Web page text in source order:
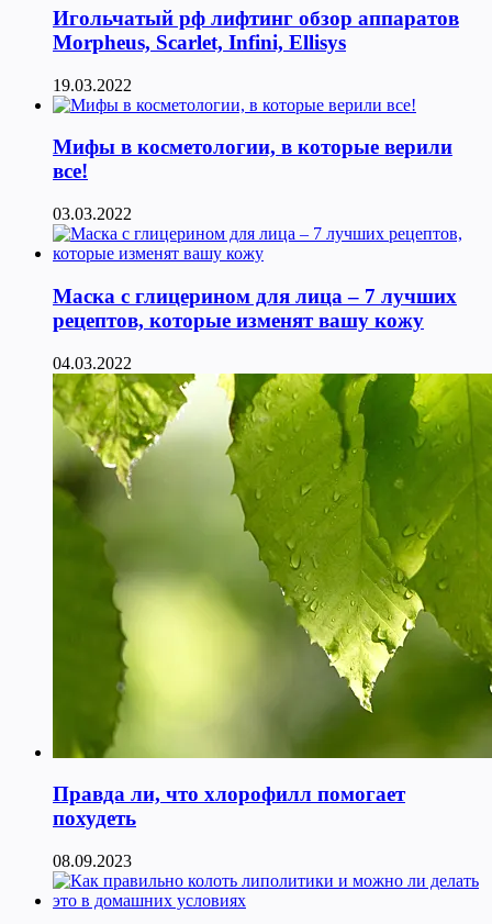
Игольчатый рф лифтинг обзор аппаратов
Morpheus, Scarlet, Infini, Ellisys
19.03.2022
Мифы в косметологии, в которые верили
все!
03.03.2022
Маска с глицерином для лица – 7 лучших
рецептов, которые изменят вашу кожу
04.03.2022
Правда ли, что хлорофилл помогает
похудеть
08.09.2023